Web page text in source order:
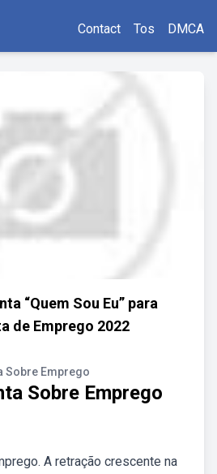
Contact Tos DMCA
“Quem Sou Eu” para
de Emprego 2022
Sobre Emprego
Sobre Emprego
A retração crescente na